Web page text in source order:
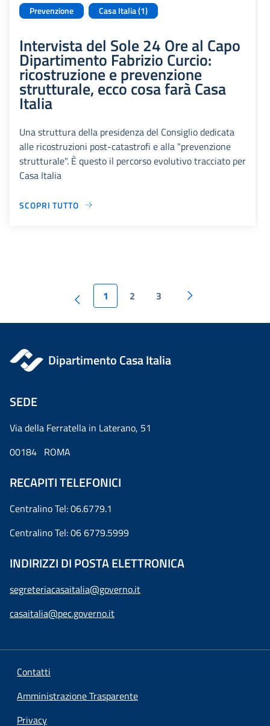
Prevenzione
Casa Italia (1)
Intervista del Sole 24 Ore al Capo
Dipartimento Fabrizio Curcio:
ricostruzione e prevenzione
strutturale, ecco cosa farà Casa
Italia
Una struttura della presidenza del Consiglio dedicata
alle ricostruzioni post-catastrofi e alla "prevenzione
strutturale". È questo il percorso evolutivo tracciato per
Casa Italia
SCOPRI TUTTO
1 2 3
Dipartimento Casa Italia
SEDE
Via della Ferratella in Laterano, 51
00184 ROMA
RECAPITI TELEFONICI
Centralino Tel: 06.6779.1
Centralino Tel: 06 6779.5999
INDIRIZZI DI POSTA ELETTRONICA
segreteriacasaitalia@governo.it
casaitalia@pec.governo.it
Contatti
Amministrazione Trasparente
Privacy